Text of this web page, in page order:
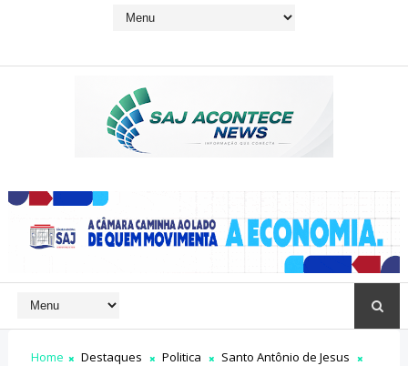
Home Destaques Politica
Santo Antônio de Jesus